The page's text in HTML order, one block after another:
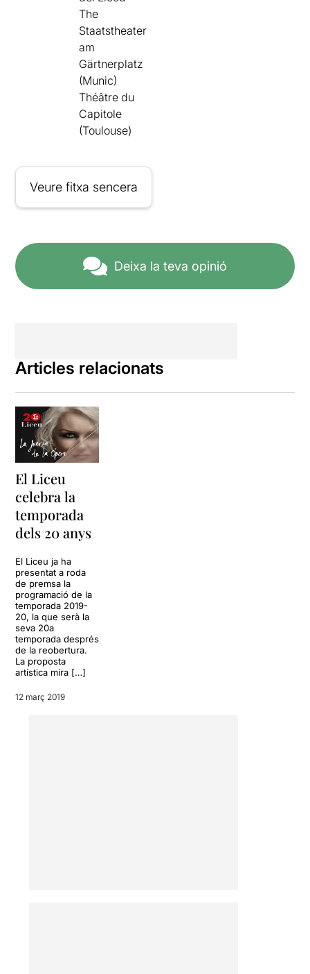
The
Staatstheater
am
Gärtnerplatz
(Munic)
Théâtre du
Capitole
(Toulouse)
Veure fitxa sencera
Deixa la teva opinió
Articles relacionats
El Liceu
celebra la
temporada
dels 20 anys
El Liceu ja ha
presentat a roda
de premsa la
programació de la
temporada 2019-
20, la que serà la
seva 20a
temporada després
de la reobertura.
La proposta
artística mira […]
12 març 2019